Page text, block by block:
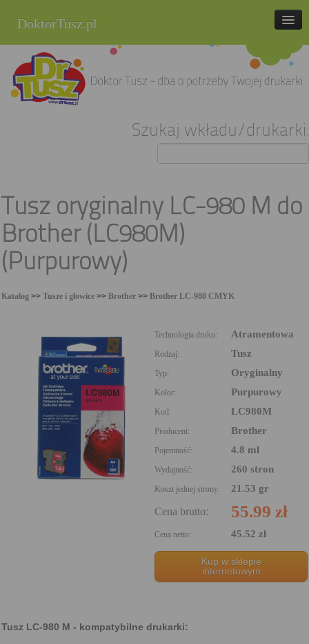
DoktorTusz.pl
tel. 857 337 337
Strona główna
Sklep internetowy
Szukaj wkładu/drukarki:
Tusz oryginalny LC-980 M do
Brother (LC980M)
(Purpurowy)
Katalog >> Tusze i głowice >> Brother >> Brother LC-980 CMYK
Technologia druku: Atramentowa
Rodzaj: Tusz
Typ: Oryginalny
Kolor: Purpurowy
Kod: LC980M
Producent: Brother
Pojemność: 4.8 ml
Wydajność: 260 stron
Koszt jednej strony: 21.53 gr
Cena brutto: 55.99 zł
Cena netto: 45.52 zł
Kup w sklepie
internetowym
Tusz LC-980 M - kompatybilne drukarki: